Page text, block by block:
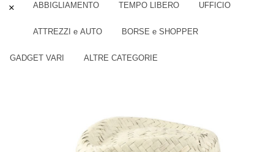
× ABBIGLIAMENTO TEMPO LIBERO UFFICIO
ATTREZZI e AUTO BORSE e SHOPPER
GADGET VARI ALTRE CATEGORIE